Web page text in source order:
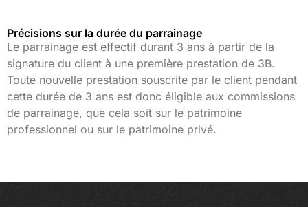
Précisions sur la durée du parrainage
Le parrainage est effectif durant 3 ans à partir de la
signature du client à une première prestation de 3B.
Toute nouvelle prestation souscrite par le client pendant
cette durée de 3 ans est donc éligible aux commissions
de parrainage, que cela soit sur le patrimoine
professionnel ou sur le patrimoine privé.